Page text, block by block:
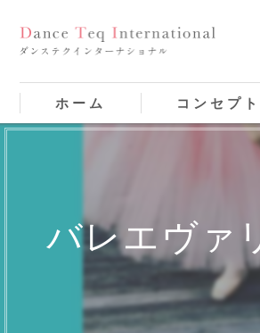
ホーム コンセプト
バレエヴァ